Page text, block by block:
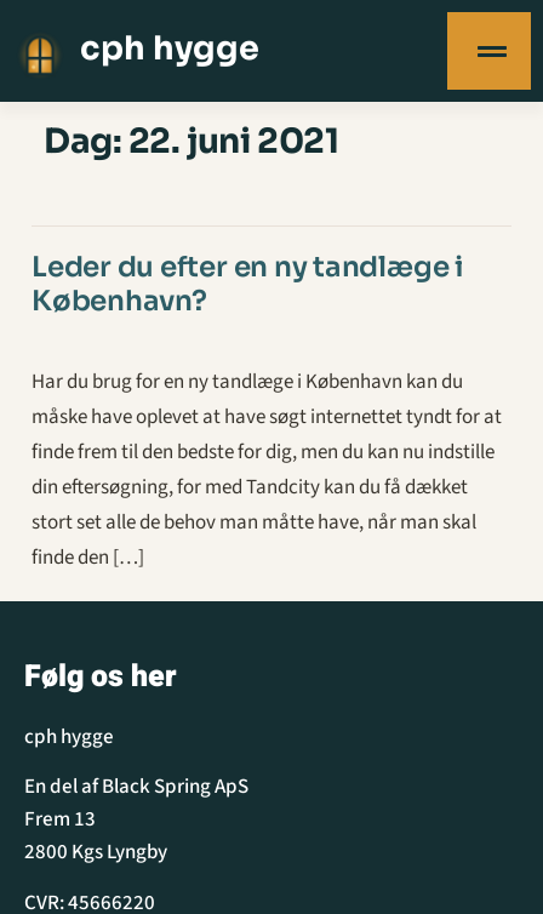
cph hygge
Dag: 22. juni 2021
Leder du efter en ny tandlæge i
København?
Har du brug for en ny tandlæge i København kan du
måske have oplevet at have søgt internettet tyndt for at
finde frem til den bedste for dig, men du kan nu indstille
din eftersøgning, for med Tandcity kan du få dækket
stort set alle de behov man måtte have, når man skal
finde den […]
Følg os her
cph hygge
En del af Black Spring ApS
Frem 13
2800 Kgs Lyngby
CVR: 45666220